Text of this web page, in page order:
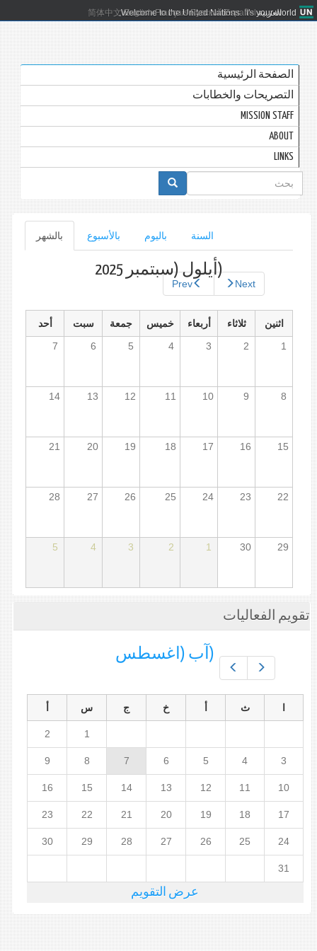
Welcome to the United Nations. It's your world.
العربية 简体中文 English Français Русский Español
الصفحة الرئيسية
التصريحات والخطابات
MISSION STAFF
ABOUT
LINKS
استمارة
البحث
الأساسية
بالشهر
(علامة
التبويب
النشطة)
بالأسبوع باليوم السنة
Prev Next
(أيلول (سبتمبر 2025
اثنين ثلاثاء أربعاء خميس جمعة سبت
أحد
1
2
3
4
5
6
7
8
9
10
11
12
13
14
15
16
17
18
19
20
21
22
23
24
25
26
27
28
29
30
1
2
3
4
5
تقويم الفعاليات
(آب (اغسطس
ث خ ج س
1
2
3
4
5
6
7
8
9
10
11
12
13
14
15
16
17
18
19
20
21
22
23
24
25
26
27
28
29
30
31
عرض التقويم